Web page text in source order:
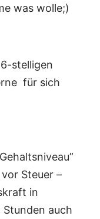
was wolle;)
stelligen
für sich
Steuer –
in
auch